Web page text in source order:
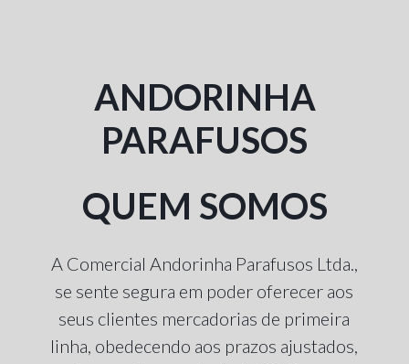
ANDORINHA
PARAFUSOS
QUEM SOMOS
A Comercial Andorinha Parafusos Ltda.,
se sente segura em poder oferecer aos
seus clientes mercadorias de primeira
linha, obedecendo aos prazos ajustados,